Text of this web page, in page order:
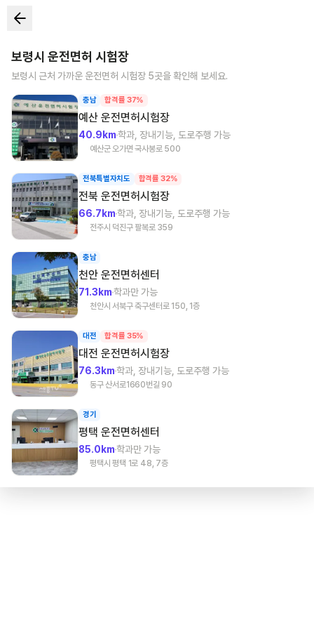
보령시 운전면허 시험장
보령시 근처 가까운 운전면허 시험장 5곳을 확인해 보세요.
충남 합격률 37%
예산 운전면허시험장
40.9km학과, 장내기능, 도로주행 가능
예산군 오가면 국사봉로 500
전북특별자치도 합격률 32%
전북 운전면허시험장
66.7km학과, 장내기능, 도로주행 가능
전주시 덕진구 팔복로 359
충남
천안 운전면허센터
71.3km학과만 가능
천안시 서북구 축구센터로 150, 1층
대전 합격률 35%
대전 운전면허시험장
76.3km학과, 장내기능, 도로주행 가능
동구 산서로1660번길 90
경기
평택 운전면허센터
85.0km학과만 가능
평택시 평택 1로 48, 7층